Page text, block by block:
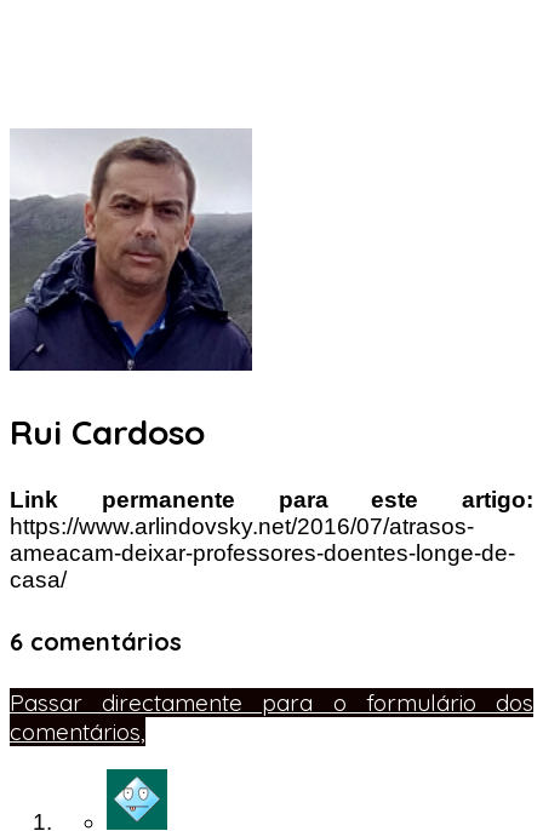
Rui Cardoso
Link permanente para este artigo:
https://www.arlindovsky.net/2016/07/atrasos-
ameacam-deixar-professores-doentes-longe-de-
casa/
6 comentários
Passar directamente para o formulário dos
comentários,